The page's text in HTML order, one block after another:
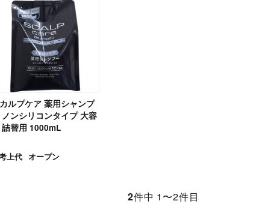
ルプケア 薬用シャンプ
ノンシリコンタイプ 大容
替用 1000mL
上代 オープン
2件中 1〜2件目